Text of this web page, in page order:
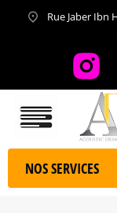
Rue Jaber Ibn
Nos services
NOS SERVICES